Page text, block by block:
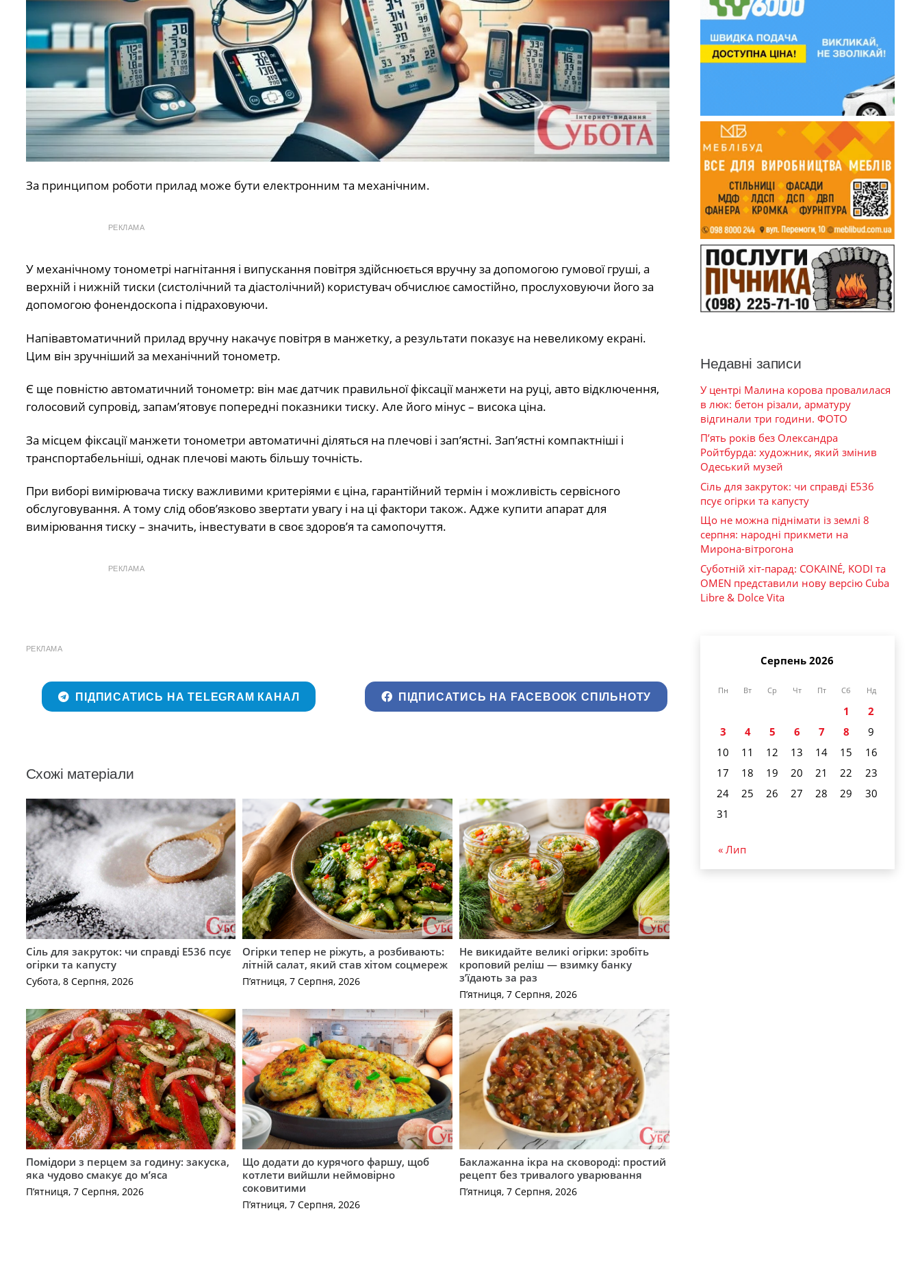
За принципом роботи прилад може бути електронним та механічним.
РЕКЛАМА
У механічному тонометрі нагнітання і випускання повітря здійснюється вручну за допомогою гумової груші, а
верхній і нижній тиски (систолічний та діастолічний) користувач обчислює самостійно, прослуховуючи його за
допомогою фонендоскопа і підраховуючи.
Напівавтоматичний прилад вручну накачує повітря в манжетку, а результати показує на невеликому екрані.
Цим він зручніший за механічний тонометр.
Є ще повністю автоматичний тонометр: він має датчик правильної фіксації манжети на руці, авто відключення,
голосовий супровід, запам’ятовує попередні показники тиску. Але його мінус – висока ціна.
За місцем фіксації манжети тонометри автоматичні діляться на плечові і зап’ястні. Зап’ястні компактніші і
транспортабельніші, однак плечові мають більшу точність.
При виборі вимірювача тиску важливими критеріями є ціна, гарантійний термін і можливість сервісного
обслуговування. А тому слід обов’язково звертати увагу і на ці фактори також. Адже купити апарат для
вимірювання тиску – значить, інвестувати в своє здоров’я та самопочуття.
РЕКЛАМА
РЕКЛАМА
ПІДПИСАТИСЬ НА TELEGRAM КАНАЛ ПІДПИСАТИСЬ НА FACEBOOK СПІЛЬНОТУ
Схожі матеріали
Сіль для закруток: чи справді Е536 псує
огірки та капусту
Субота, 8 Серпня, 2026
Огірки тепер не ріжуть, а розбивають:
літній салат, який став хітом соцмереж
П’ятниця, 7 Серпня, 2026
Не викидайте великі огірки: зробіть
кроповий реліш — взимку банку
з’їдають за раз
П’ятниця, 7 Серпня, 2026
Помідори з перцем за годину: закуска,
яка чудово смакує до м’яса
П’ятниця, 7 Серпня, 2026
Що додати до курячого фаршу, щоб
котлети вийшли неймовірно
соковитими
П’ятниця, 7 Серпня, 2026
Баклажанна ікра на сковороді: простий
рецепт без тривалого уварювання
П’ятниця, 7 Серпня, 2026
Недавні записи
У центрі Малина корова провалилася
в люк: бетон різали, арматуру
відгинали три години. ФОТО
П’ять років без Олександра
Ройтбурда: художник, який змінив
Одеський музей
Сіль для закруток: чи справді Е536
псує огірки та капусту
Що не можна піднімати із землі 8
серпня: народні прикмети на
Мирона-вітрогона
Суботній хіт-парад: COKAINÉ, KODI та
OMEN представили нову версію Cuba
Libre & Dolce Vita
Серпень 2026
Пн Вт Ср Чт Пт Сб Нд
1
2
3
4 5 6 7 8
9
10
11 12 13 14 15
16
17
18 19 20 21 22
23
24
25 26 27 28 29
30
31
« Лип